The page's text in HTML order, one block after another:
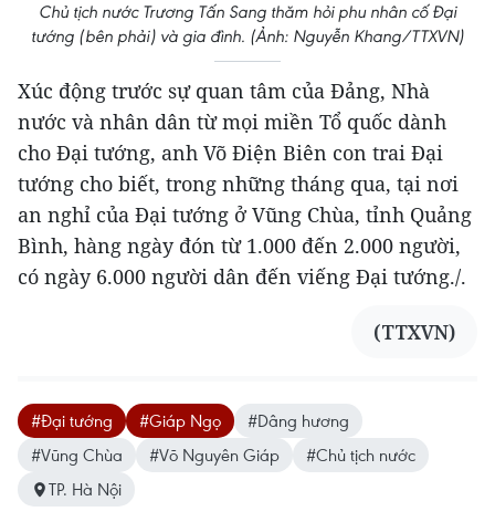
Chủ tịch nước Trương Tấn Sang thăm hỏi phu nhân cố Đại
tướng (bên phải) và gia đình. (Ảnh: Nguyễn Khang/TTXVN)
Xúc động trước sự quan tâm của Đảng, Nhà
nước và nhân dân từ mọi miền Tổ quốc dành
cho Đại tướng, anh Võ Điện Biên con trai Đại
tướng cho biết, trong những tháng qua, tại nơi
an nghỉ của Đại tướng ở Vũng Chùa, tỉnh Quảng
Bình, hàng ngày đón từ 1.000 đến 2.000 người,
có ngày 6.000 người dân đến viếng Đại tướng./.
(TTXVN)
#Đại tướng #Giáp Ngọ
#Dâng hương
#Vũng Chùa
#Võ Nguyên Giáp
#Chủ tịch nước
TP. Hà Nội